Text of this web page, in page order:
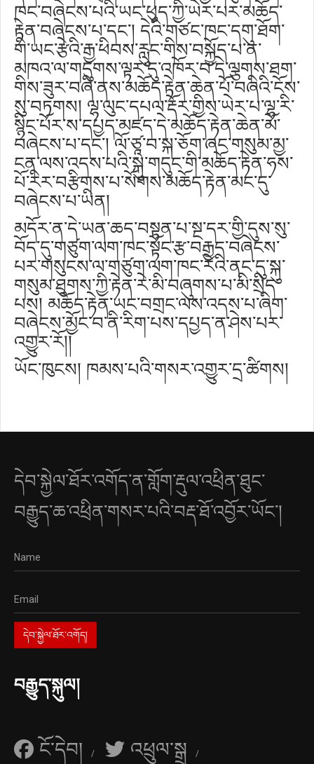
ཁང་བཞེངས་པའི་ཡང་ཕུད་ཀྱི་ཡེར་པར་མཆོད་
རྟེན་བཞེངས་པ་དང༌། དེའི་གཙང་ཁང་དགུ་ཐོག་
གི་ཡང་རྩེའི་རྒྱ་ཕིབས་རླུང་གིས་བསྐྱོད་པ་ན་
མཁའ་ལ་གདུགས་ལྟར་དུ་འཁོར་བ་དེ་ལྕགས་ཐག་
གིས་ཟུར་བཞི་ནས་མཆོད་རྟེན་ཆེན་པོ་བཞིའི་ངོས་
སུ་བཏགས། ལྷ་ལུང་དཔལ་རྡོར་གྱིས་ཡེར་པ་ལྷ་རི་
སྙིང་པོར་ས་དཔྱད་མཛད་དེ་མཆོད་རྟེན་ཆེན་མོ་
བཞེངས་པ་དང༌། ལོ་ཙཱ་བ་སྐ་ཅོག་ཞང་གསུམ་མྱ་
ངན་ལས་འདས་པའི་སྐུ་གདུང་གི་མཆོད་རྟེན་ཧས་
པོ་རིར་བརྩིགས་པ་སོགས་མཆོད་རྟེན་མང་དུ་
བཞེངས་པ་ཡིན།
མདོར་ན་དེ་ཡན་ཆད་བསྟན་པ་སྔ་དར་གྱི་དུས་སུ་
བོད་དུ་གཙུག་ལག་ཁང་སྟོང་རྩ་བརྒྱད་བཞེངས་
པར་གསུངས་ལ་གཙུག་ལག་ཁང་རེའི་ནང་དུ་སྐུ་
གསུམ་ཐུགས་ཀྱི་རྟེན་རེ་མི་བཞུགས་པ་མི་སྲིད་
པས། མཆོད་རྟེན་ཡང་བགྲང་ལས་འདས་པ་ཞིག་
བཞེངས་མྱོང་བ་ནི་རིག་པས་དཔྱད་ན་ཤེས་པར་
འགྱུར་རོ།།
ཡོང་ཁུངས། ཁམས་པའི་གསར་འགྱུར་དྲ་ཚིགས།
དེབ་སྐྱེལ་ཐོར་འགོད་ན་གློག་རྡུལ་འཕྲིན་ཐུང་
བརྒྱུད་ཆ་འཕྲིན་གསར་པའི་བརྡ་ཐོ་འབྱོར་ཡོང་།
བརྒྱུད་སྐུལ།
ངོ་དེབ། འཕྲུལ་སྒྲ